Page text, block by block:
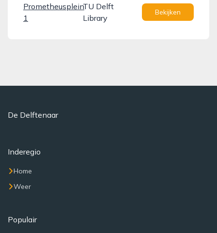
Prometheusplein
1
TU Delft
Library
Bekijken
De Delftenaar
Inderegio
Home
Weer
Populair